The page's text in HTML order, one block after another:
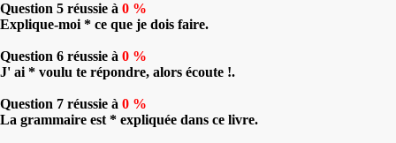
Question 5 réussie à 0 %
Explique-moi * ce que je dois faire.
Question 6 réussie à 0 %
J' ai * voulu te répondre, alors écoute !.
Question 7 réussie à 0 %
La grammaire est * expliquée dans ce livre.